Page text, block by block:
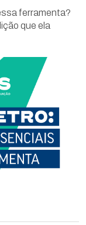
ferramenta?
que ela